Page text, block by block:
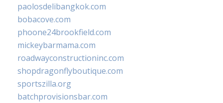
paolosdelibangkok.com
bobacove.com
phoone24brookfield.com
mickeybarmama.com
roadwayconstructioninc.com
shopdragonflyboutique.com
sportszilla.org
batchprovisionsbar.com